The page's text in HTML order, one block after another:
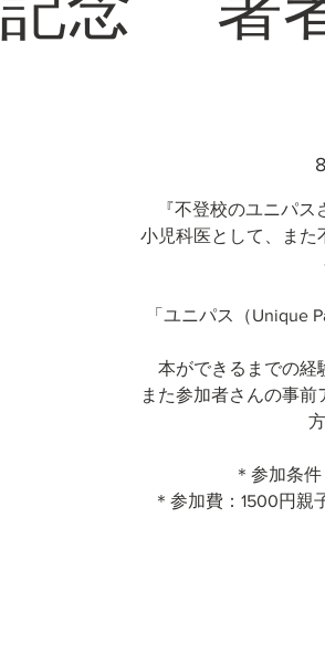
『不登校のユニパ
小児科医として、また
「ユニパス（Unique
本ができるまでの経
また参加者さんの事
＊参加条
＊参加費：1500円親